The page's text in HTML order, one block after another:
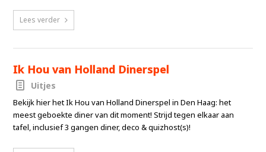
Lees verder
Ik Hou van Holland Dinerspel
Uitjes
Bekijk hier het Ik Hou van Holland Dinerspel in Den Haag: het
meest geboekte diner van dit moment! Strijd tegen elkaar aan
tafel, inclusief 3 gangen diner, deco & quizhost(s)!